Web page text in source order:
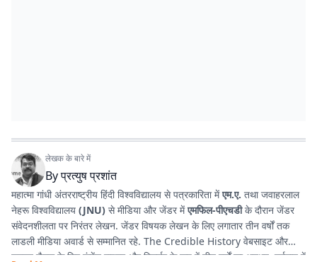
लेखक के बारे में
Byप्रत्युष प्रशांत
महात्मा गांधी अंतरराष्ट्रीय हिंदी विश्वविद्यालय से पत्रकारिता मेंएम.ए. तथा जवाहरलाल
नेहरू विश्वविद्यालय (JNU) से मीडिया और जेंडर मेंएमफिल-पीएचडीके दौरान जेंडर
संवेदनशीलता पर निरंतर लेखन. जेंडर विषयक लेखन के लिए लगातार तीन वर्षों तक
लाडली मीडिया अवार्ड से सम्मानित रहे. The Credible History वेबसाइट और
यूट्यूब चैनल के लिए कंटेंट राइटर और रिसर्चर के रूप में तीन वर्षों का अनुभव. वर्तमान में